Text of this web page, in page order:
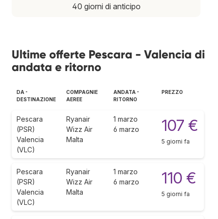
40 giorni di anticipo
Ultime offerte Pescara - Valencia di
andata e ritorno
DA -
DESTINAZIONE
COMPAGNIE
AEREE
ANDATA -
RITORNO
PREZZO
Pescara
(PSR)
Valencia
(VLC)
Ryanair
Wizz Air
Malta
1 marzo
6 marzo
107 €
5 giorni fa
Pescara
(PSR)
Valencia
(VLC)
Ryanair
Wizz Air
Malta
1 marzo
6 marzo
110 €
5 giorni fa